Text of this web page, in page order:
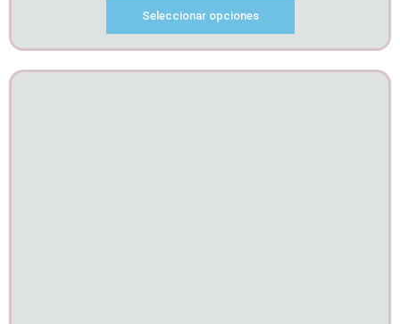
Seleccionar opciones